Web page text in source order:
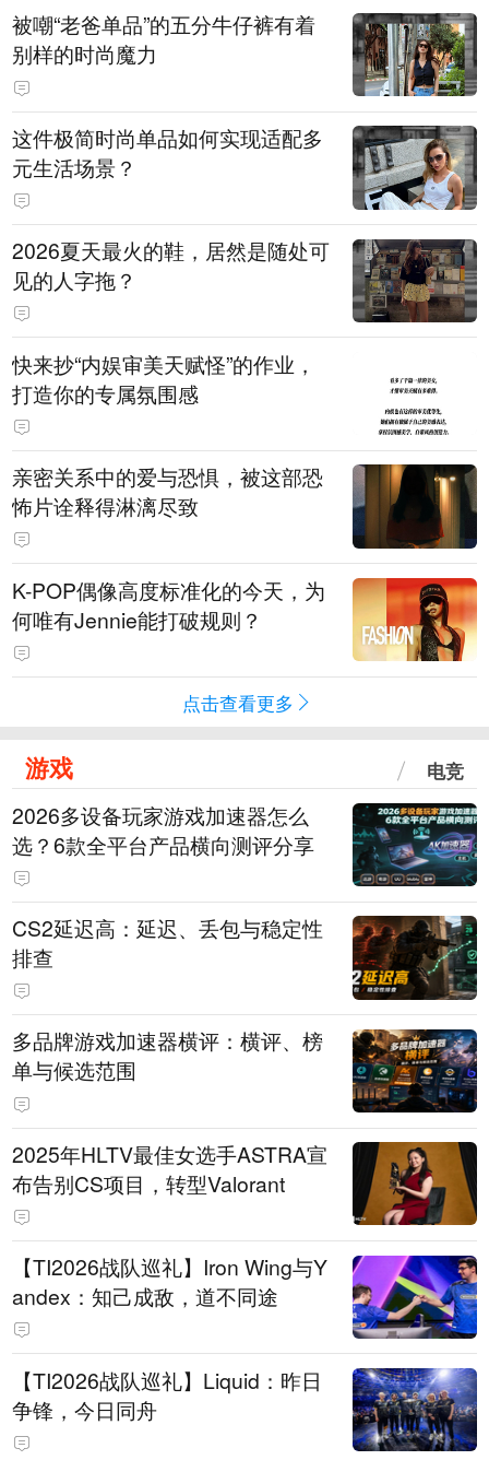
被嘲“老爸单品”的五分牛仔裤有着
别样的时尚魔力
这件极简时尚单品如何实现适配多
元生活场景？
2026夏天最火的鞋，居然是随处可
见的人字拖？
快来抄“内娱审美天赋怪”的作业，
打造你的专属氛围感
亲密关系中的爱与恐惧，被这部恐
怖片诠释得淋漓尽致
K-POP偶像高度标准化的今天，为
何唯有Jennie能打破规则？
点击查看更多
游戏 电竞
2026多设备玩家游戏加速器怎么
选？6款全平台产品横向测评分享
CS2延迟高：延迟、丢包与稳定性
排查
多品牌游戏加速器横评：横评、榜
单与候选范围
2025年HLTV最佳女选手ASTRA宣
布告别CS项目，转型Valorant
【TI2026战队巡礼】Iron Wing与Y
andex：知己成敌，道不同途
【TI2026战队巡礼】Liquid：昨日
争锋，今日同舟